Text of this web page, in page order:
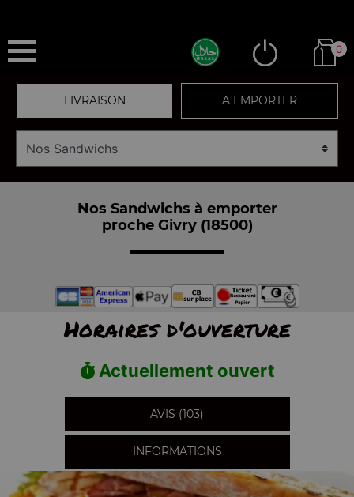
0
LIVRAISON A EMPORTER
Nos Sandwichs à emporter
proche Givry (18500)
Horaires d'ouverture
Actuellement ouvert
AVIS (103)
INFORMATIONS